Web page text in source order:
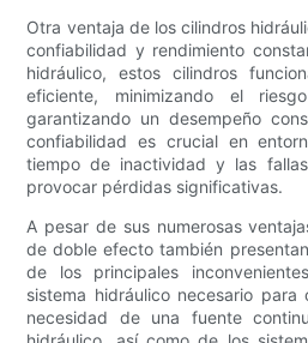
Otra ventaja de los cilindros
confiabilidad y rendimiento
hidráulico, estos cilindros
eficiente, minimizando el
garantizando un desempeño
confiabilidad es crucial en
tiempo de inactividad y las
provocar pérdidas significativas.
A pesar de sus numerosas
de doble efecto también
de los principales
sistema hidráulico necesario
necesidad de una fuente